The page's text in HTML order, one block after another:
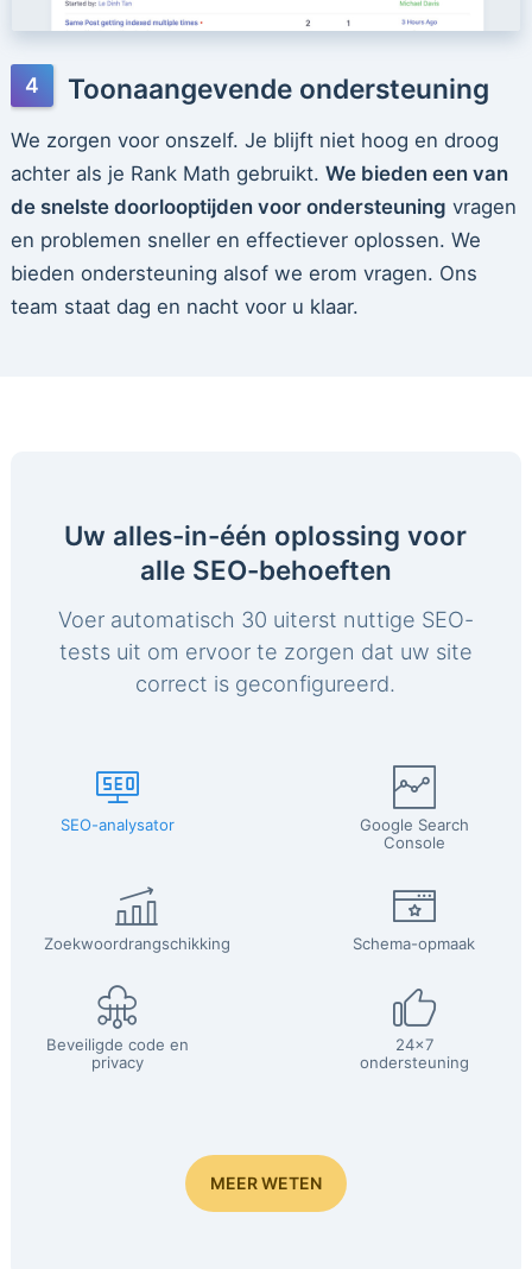
Toonaangevende ondersteuning
We zorgen voor onszelf. Je blijft niet hoog en droog
achter als je Rank Math gebruikt. We bieden een van
de snelste doorlooptijden voor ondersteuning vragen
en problemen sneller en effectiever oplossen. We
bieden ondersteuning alsof we erom vragen. Ons
team staat dag en nacht voor u klaar.
Uw alles-in-één oplossing voor
alle SEO-behoeften
Voer automatisch 30 uiterst nuttige SEO-
tests uit om ervoor te zorgen dat uw site
correct is geconfigureerd.
SEO-analysator
Google Search
Console
Zoekwoordrangschikking Schema-opmaak
Beveiligde code en
privacy
24x7
ondersteuning
MEER WETEN